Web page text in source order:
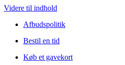
Videre til indhold
Afbudspolitik
Bestil en tid
Køb et gavekort